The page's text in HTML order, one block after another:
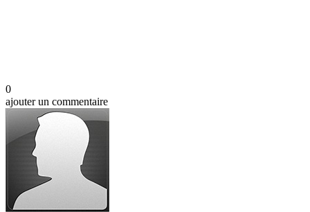
0
ajouter un commentaire